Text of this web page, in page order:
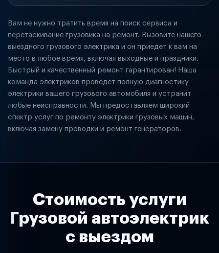
Вам не нужно тратить время на поиск сервиса и
перетаскивание грузовика на ремонт. Вызовите нашего
выездного грузового электрика и он приедет к вам на
место в любое время, включая выходные и праздники.
Быстрый и качественный ремонт гарантирован! Наша
команда электриков проведет полную диагностику
электрики вашего грузового автомобиля и устранит
любые неисправности. Мы предоставляем широкий
спектр услуг по ремонту электрики грузовых машин,
включая замену проводки и ремонт генераторов.
Стоимость услуги
Грузовой автоэлектрик
с выездом